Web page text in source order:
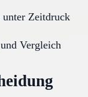
unter Zeitdruck
Vergleich